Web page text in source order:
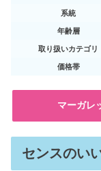
系統
年齢層
取り扱いカテゴリ
価格帯
マーガレ
センスのい